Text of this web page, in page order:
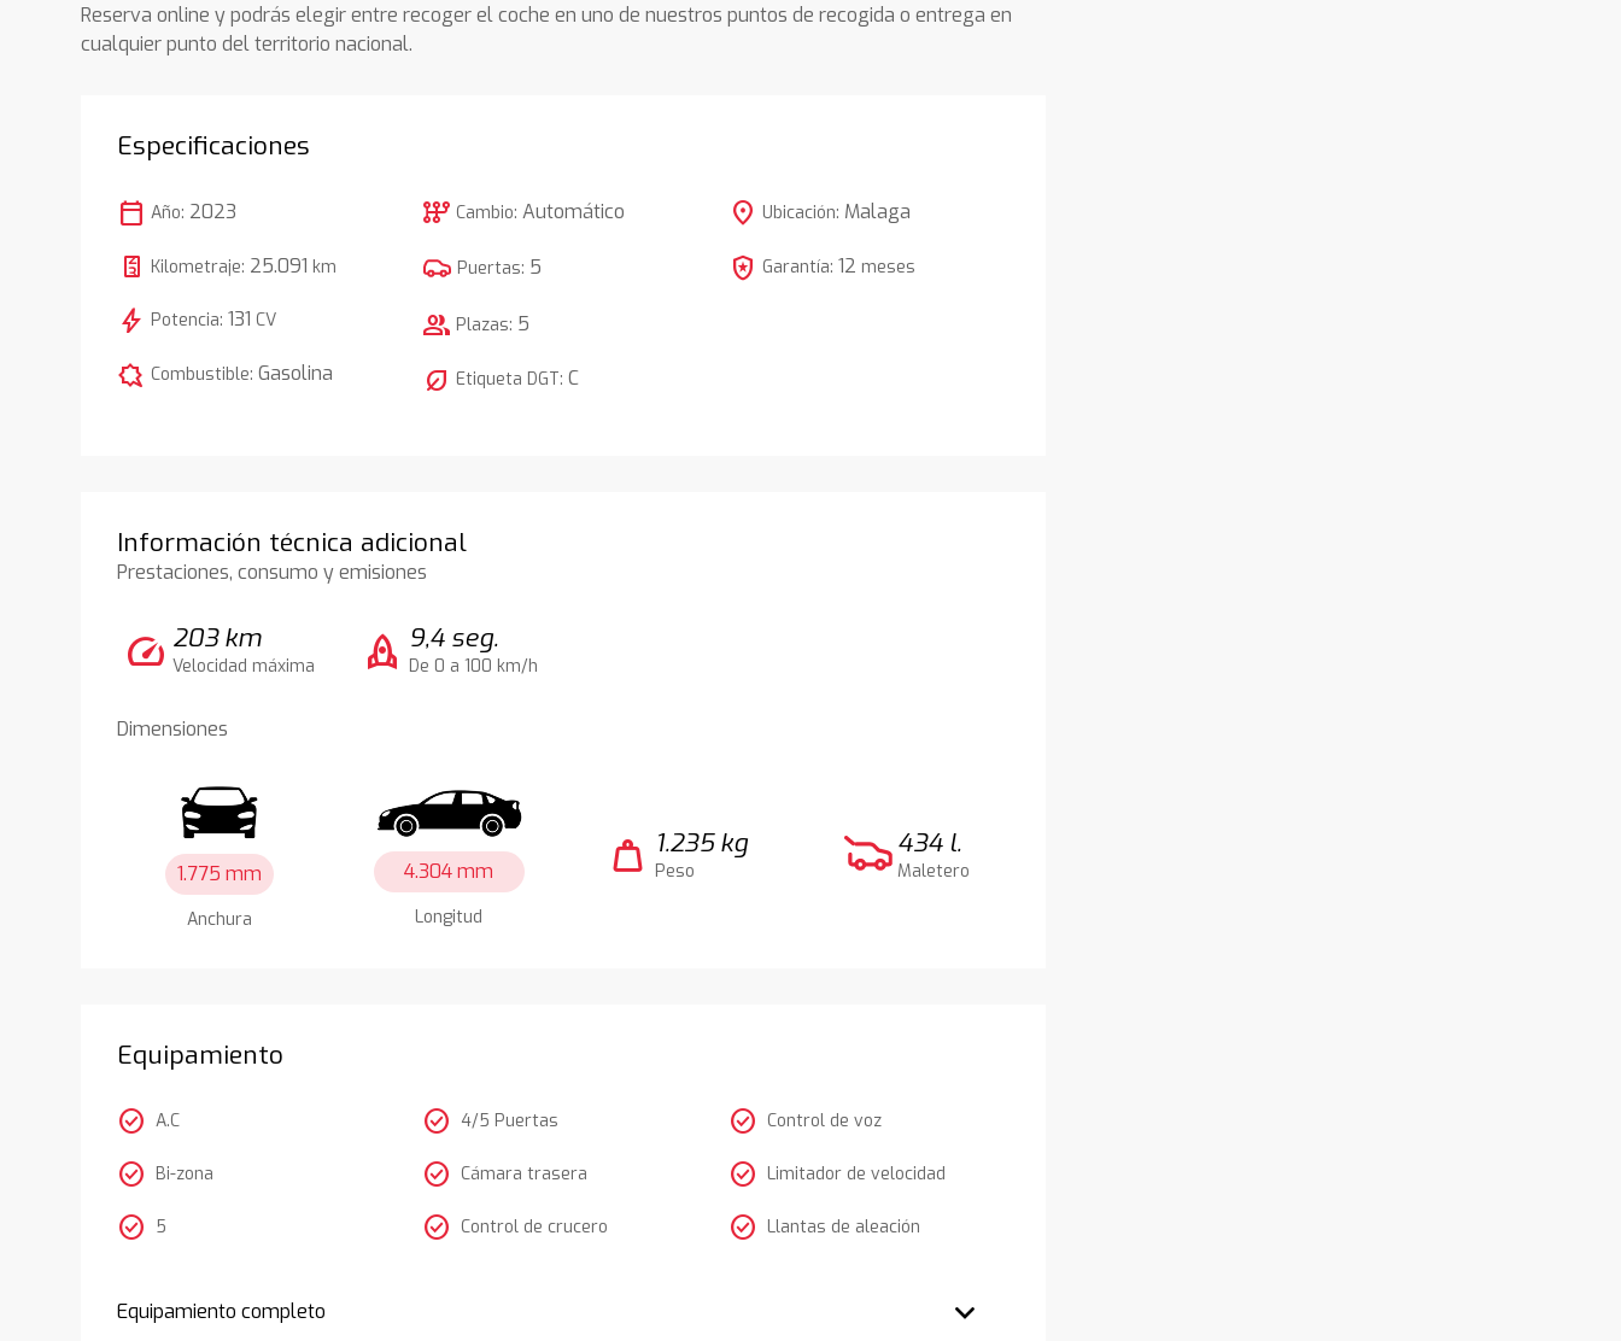
Reserva online y podrás elegir entre recoger el coche en uno de nuestros puntos de recogida o entrega en
cualquier punto del territorio nacional.
Especificaciones
calendar_today Año: 2023
Kilometraje: 25.091 km
bolt Potencia:131 CV
comic_bubble Combustible:Gasolina
auto_transmission Cambio:Automático
Puertas: 5
group Plazas: 5
nest_eco_leaf Etiqueta DGT:C
location_on Ubicación: Malaga
local_police Garantía: 12 meses
Información técnica adicional
Prestaciones, consumo y emisiones
speed 203 km
Velocidad máxima rocket 9,4 seg.
De 0 a 100 km/h
Dimensiones
1.775 mm
Anchura
4.304 mm
Longitud
weight 1.235 kg
Peso
434 l.
Maletero
Equipamiento
check_circle A.C
check_circle Bi-zona
check_circle 5
check_circle 4/5 Puertas
check_circle Cámara trasera
check_circle Control de crucero
check_circle Control de voz
check_circle Limitador de velocidad
check_circle Llantas de aleación
Equipamiento completo